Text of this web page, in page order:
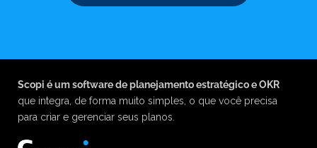
Scopi é um software de planejamento estratégico e OKR
que integra, de forma muito simples, o que você precisa
para criar e gerenciar seus planos.